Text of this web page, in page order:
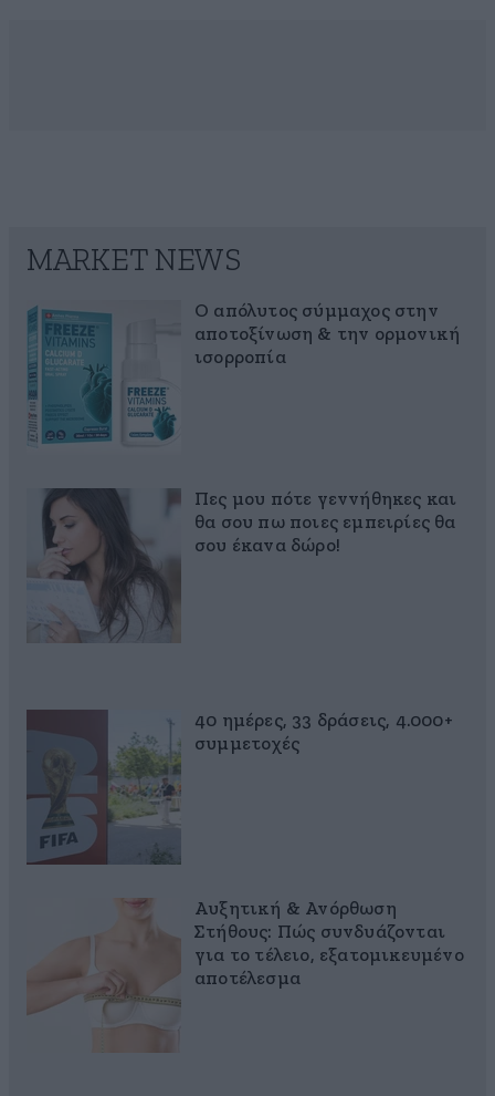
MARKET NEWS
Ο απόλυτος σύμμαχος στην
αποτοξίνωση & την ορμονική
ισορροπία
Πες μου πότε γεννήθηκες και
θα σου πω ποιες εμπειρίες θα
σου έκανα δώρο!
40 ημέρες, 33 δράσεις, 4.000+
συμμετοχές
Αυξητική & Ανόρθωση
Στήθους: Πώς συνδυάζονται
για το τέλειο, εξατομικευμένο
αποτέλεσμα